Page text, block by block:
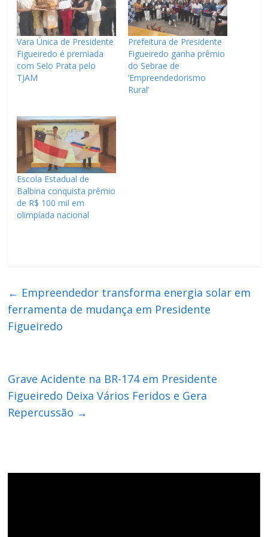
Vara Única de Presidente
Figueiredo é premiada
com Selo Prata pelo
TJAM
Prefeitura de Presidente
Figueiredo ganha prêmio
do Sebrae de
‘Empreendedorismo
Rural’
Escola Estadual de
Balbina conquista prêmio
de R$ 100 mil em
olimpíada nacional
← Empreendedor transforma energia solar em
ferramenta de mudança em Presidente
Figueiredo
Grave Acidente na BR-174 em Presidente
Figueiredo Deixa Vários Feridos e Gera
Repercussão →